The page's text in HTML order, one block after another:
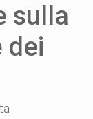
sulla
dei